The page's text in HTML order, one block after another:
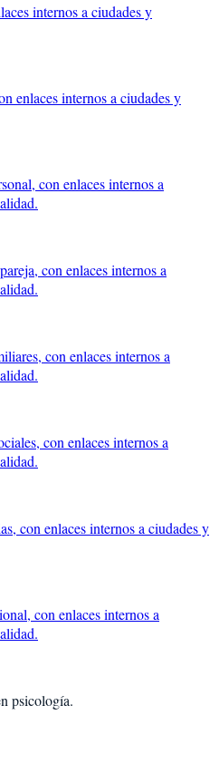
internos a ciudades y
enlaces internos a ciudades y
, con enlaces internos a
, con enlaces internos a
, con enlaces internos a
, con enlaces internos a
, con enlaces internos a ciudades y
, con enlaces internos a
psicología.